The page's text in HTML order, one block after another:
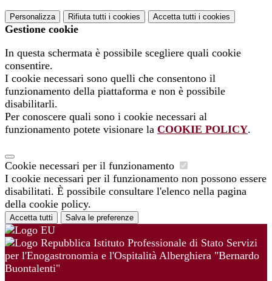
Personalizza Rifiuta tutti i cookies Accetta tutti i cookies
Gestione cookie
In questa schermata è possibile scegliere quali cookie
consentire.
I cookie necessari sono quelli che consentono il
funzionamento della piattaforma e non è possibile
disabilitarli.
Per conoscere quali sono i cookie necessari al
funzionamento potete visionare la COOKIE POLICY.
Cookie necessari per il funzionamento
I cookie necessari per il funzionamento non possono essere
disabilitati. È possibile consultare l'elenco nella pagina
della cookie policy.
Accetta tutti Salva le preferenze
Istituto Professionale di Stato Servizi
per l'Enogastronomia e l'Ospitalità Alberghiera "Bernardo
Buontalenti"